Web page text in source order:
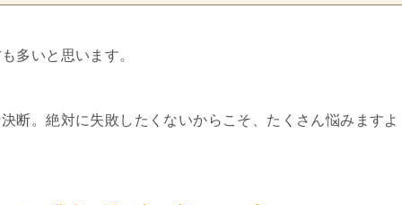
多いと思います。
断。絶対に失敗したくないからこそ、たくさん悩みますよ